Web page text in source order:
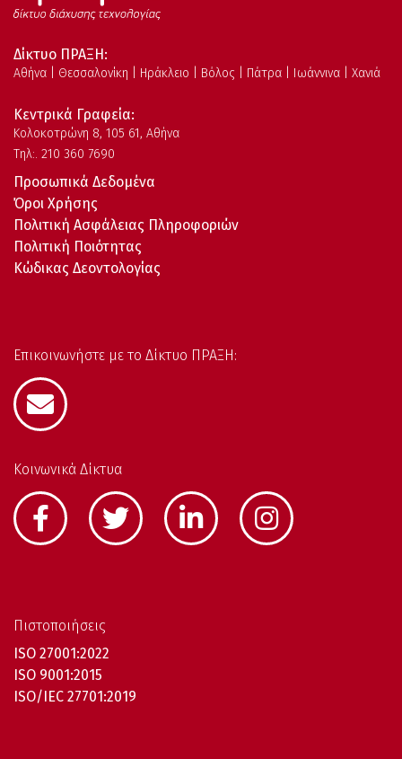
Δίκτυο ΠΡΑΞΗ:
Αθήνα | Θεσσαλονίκη | Ηράκλειο | Βόλος | Πάτρα | Ιωάννινα | Χανιά
Κεντρικά Γραφεία:
Kολοκοτρώνη 8, 105 61, Αθήνα
Τηλ:. 210 360 7690
Προσωπικά Δεδομένα
Όροι Χρήσης
Πολιτική Ασφάλειας Πληροφοριών
Πολιτική Ποιότητας
Κώδικας Δεοντολογίας
Επικοινωνήστε με το Δίκτυο ΠΡΑΞΗ:
Κοινωνικά Δίκτυα
Πιστοποιήσεις
ISO 27001:2022
ISO 9001:2015
ISO/IEC 27701:2019